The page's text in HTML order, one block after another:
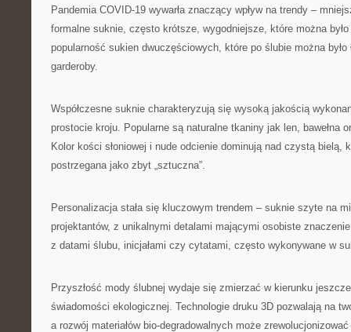
Pandemia COVID-19 wywarła znaczący wpływ na trendy –
formalne suknie, często krótsze, wygodniejsze, które można było
popularność sukien dwuczęściowych, które po ślubie można
garderoby.
Współczesne suknie charakteryzują się wysoką jakością
prostocie kroju. Popularne są naturalne tkaniny jak len, bawełna
Kolor kości słoniowej i nude odcienie dominują nad czystą bielą,
postrzegana jako zbyt „sztuczna”.
Personalizacja stała się kluczowym trendem – suknie szyte na
projektantów, z unikalnymi detalami mającymi osobiste
z datami ślubu, inicjałami czy cytatami, często wykonywane w
Przyszłość mody ślubnej wydaje się zmierzać w kierunku
świadomości ekologicznej. Technologie druku 3D pozwalają na
a rozwój materiałów bio-degradowalnych może zrewolucjonizować